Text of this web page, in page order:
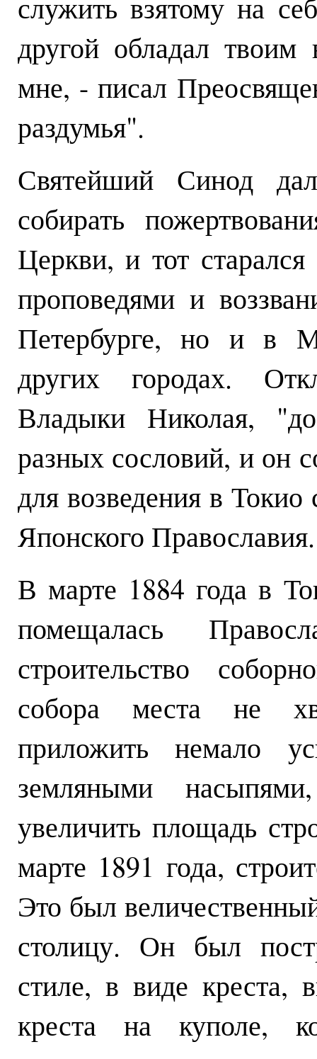
другой обладал
мне, - писал
раздумья".
Святейший Синод
собирать
Церкви, и тот
проповедями и
Петербурге, но и в
других городах.
Владыки Николая,
разных сословий, и он
для возведения в
Японского Православия.
В марте 1884 года в
помещалась
строительство
собора места не
приложить немало
земляными
увеличить площадь
марте 1891 года,
Это был
столицу. Он был
стиле, в виде креста,
креста на куполе,